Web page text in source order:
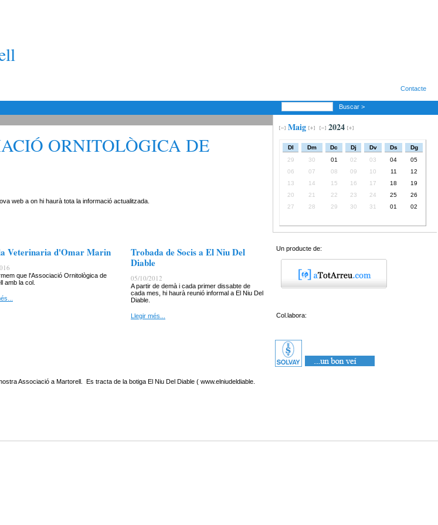
Contacte
Buscar >
ORNITOLÒGICA DE
web a on hi haurà tota la informació actualitzada.
Veterinaria d'Omar Marin
que l'Associació Ornitològica de
amb la col.
Trobada de Socis a El Niu Del
Diable
05/10/2012
A partir de demà i cada primer dissabte de
cada mes, hi haurà reunió informal a El Niu Del
Diable.
Llegir més...
Associació a Martorell. Es tracta de la botiga El Niu Del Diable ( www.elniudeldiable.
Maig 2024
Dl Dm Dc Dj Dv Ds
Dg
29
30 01 02 03 04
05
06
07 08 09 10 11
12
13
14 15 16 17 18
19
20
21 22 23 24 25
26
27
28 29 30 31 01 02
Un producte de:
Col.labora: